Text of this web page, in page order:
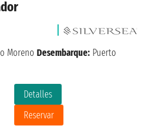
Detalles
Reservar
Moreno Desembarque: Puerto